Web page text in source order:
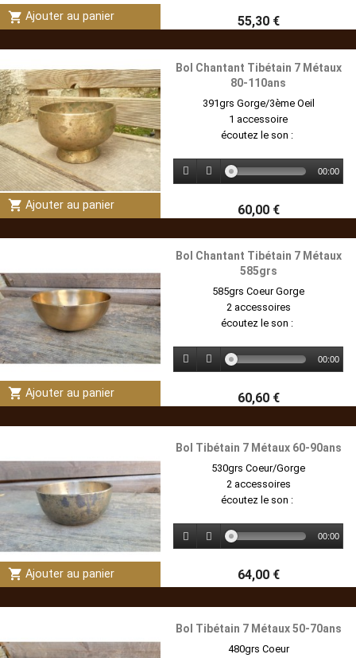
shopping_cart Ajouter au panier 55,30 €
shopping_cart Ajouter au panier
Bol Chantant Tibétain 7 Métaux
80-110ans
391grs Gorge/3ème Oeil
1 accessoire
écoutez le son :
00:00
60,00 €
shopping_cart Ajouter au panier
Bol Chantant Tibétain 7 Métaux
585grs
585grs Coeur Gorge
2 accessoires
écoutez le son :
00:00
60,60 €
shopping_cart Ajouter au panier
Bol Tibétain 7 Métaux 60-90ans
530grs Coeur/Gorge
2 accessoires
écoutez le son :
00:00
64,00 €
Bol Tibétain 7 Métaux 50-70ans
480grs Coeur